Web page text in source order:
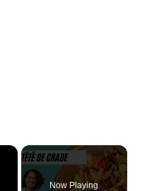
×
Now Playing